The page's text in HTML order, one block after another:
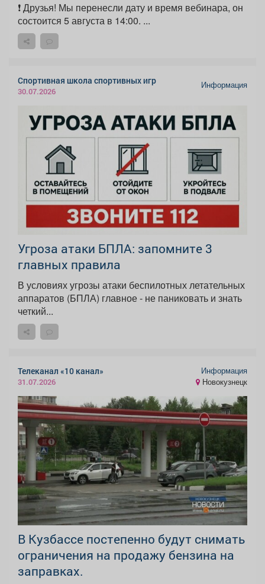
❗ Друзья! Мы перенесли дату и время вебинара, он
состоится 5 августа в 14:00. ...
Спортивная школа спортивных игр
30.07.2026
Информация
Угроза атаки БПЛА: запомните 3
главных правила
В условиях угрозы атаки беспилотных летательных
аппаратов (БПЛА) главное - не паниковать и знать
четкий...
Телеканал «10 канал»
31.07.2026
Информация
Новокузнецк
В Кузбассе постепенно будут снимать
ограничения на продажу бензина на
заправках.